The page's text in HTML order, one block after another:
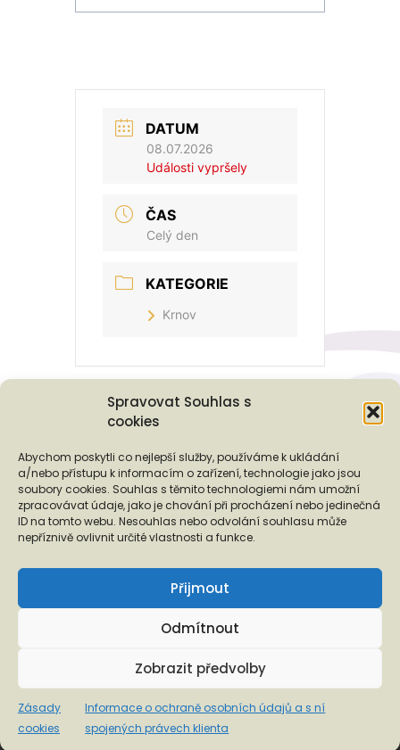
Spravovat Souhlas s
cookies
Abychom poskytli co nejlepší služby, používáme k ukládání
a/nebo přístupu k informacím o zařízení, technologie jako jsou
soubory cookies. Souhlas s těmito technologiemi nám umožní
zpracovávat údaje, jako je chování při procházení nebo jedinečná
ID na tomto webu. Nesouhlas nebo odvolání souhlasu může
nepříznivě ovlivnit určité vlastnosti a funkce.
Přijmout
Odmítnout
Zobrazit předvolby
Zásady
cookies
Informace o ochraně osobních údajů a s ní
spojených právech klienta
DATUM
08.07.2026
Události vypršely
ČAS
Celý den
KATEGORIE
Krnov
Podporují nás...
❬ ❭
Informace o ochraně osobních údajů a s ní spojených
právech klienta